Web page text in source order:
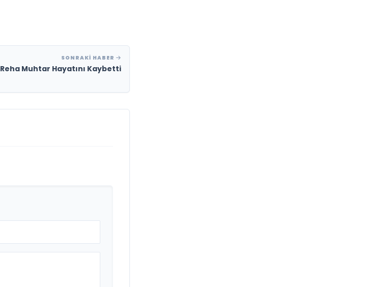
SONRAKI HABER
Reha Muhtar Hayatını Kaybetti